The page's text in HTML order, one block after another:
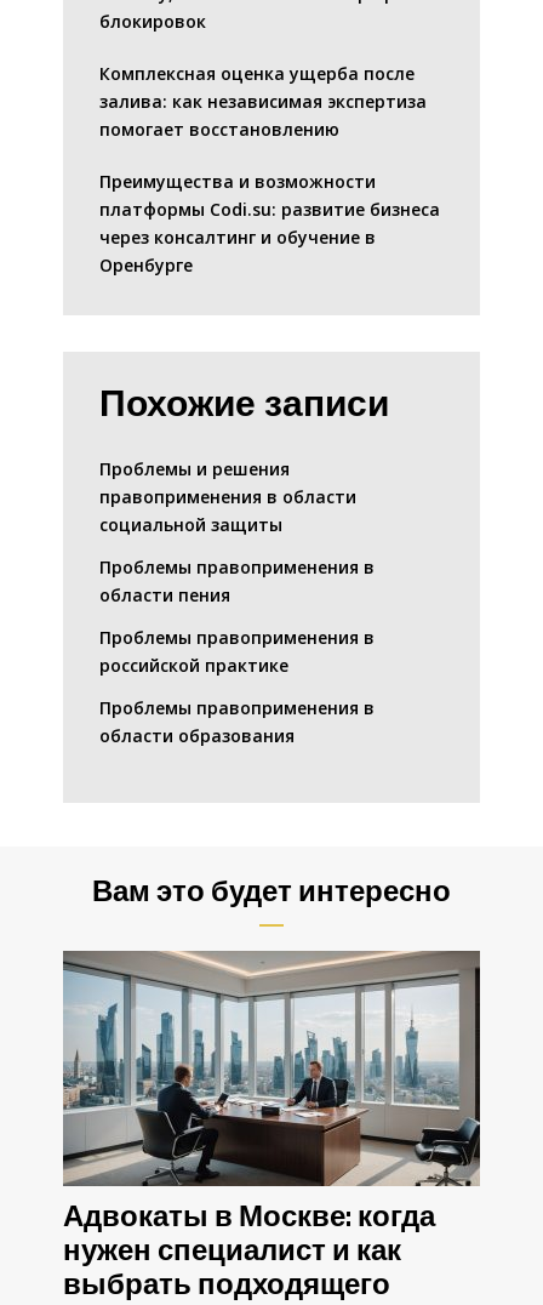
блокировок
Комплексная оценка ущерба после
залива: как независимая экспертиза
помогает восстановлению
Преимущества и возможности
платформы Codi.su: развитие бизнеса
через консалтинг и обучение в
Оренбурге
Похожие записи
Проблемы и решения
правоприменения в области
социальной защиты
Проблемы правоприменения в
области пения
Проблемы правоприменения в
российской практике
Проблемы правоприменения в
области образования
Вам это будет интересно
Адвокаты в Москве: когда
нужен специалист и как
выбрать подходящего